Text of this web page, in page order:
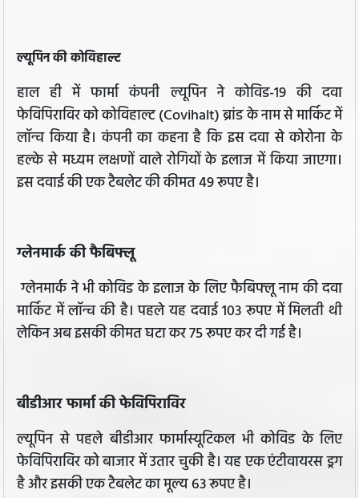
ल्यूपिन की कोविहाल्ट
हाल ही में फार्मा कंपनी ल्यूपिन ने कोविड-19 की दवा
फेविपिराविर को कोविहाल्ट (Covihalt) ब्रांड के नाम से मार्किट में
लॉन्च किया है। कंपनी का कहना है कि इस दवा से कोरोना के
हल्के से मध्यम लक्षणों वाले रोगियों के इलाज में किया जाएगा।
इस दवाई की एक टैबलेट की कीमत 49 रूपए है।
ग्लेनमार्क की फैबिफ्लू
ग्लेनमार्क ने भी कोविड के इलाज के लिए फैबिफ्लू नाम की दवा
मार्किट में लॉन्च की है। पहले यह दवाई 103 रूपए में मिलती थी
लेकिन अब इसकी कीमत घटा कर 75 रूपए कर दी गई है।
बीडीआर फार्मा की फेविपिराविर
ल्यूपिन से पहले बीडीआर फार्मास्यूटिकल भी कोविड के लिए
फेविपिराविर को बाजार में उतार चुकी है। यह एक एंटीवायरस ड्रग
है और इसकी एक टैबलेट का मूल्य 63 रूपए है।